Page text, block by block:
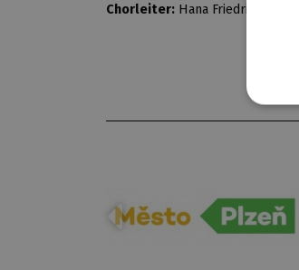
Chorleiter: Hana Friedrichová